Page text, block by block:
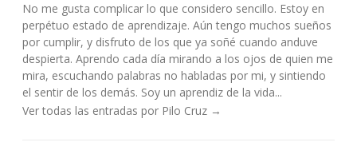
No me gusta complicar lo que considero sencillo. Estoy en
perpétuo estado de aprendizaje. Aún tengo muchos sueños
por cumplir, y disfruto de los que ya soñé cuando anduve
despierta. Aprendo cada día mirando a los ojos de quien me
mira, escuchando palabras no habladas por mi, y sintiendo
el sentir de los demás. Soy un aprendiz de la vida...
Ver todas las entradas por Pilo Cruz →